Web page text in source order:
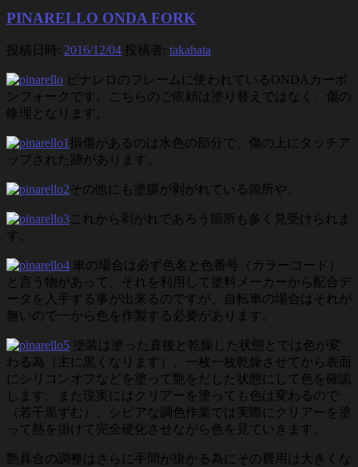
PINARELLO ONDA FORK
投稿日時: 2016/12/04 投稿者: takahata
ピナレロのフレームに使われているONDAカーボ
ンフォークです。こちらのご依頼は塗り替えではなく、傷の
修理となります。
損傷があるのは水色の部分で、傷の上にタッチア
ップされた跡があります。
その他にも塗膜が剥がれている箇所や、
これから剥がれであろう箇所も多く見受けられま
す。
車の場合は必ず色名と色番号（カラーコード）
と言う物があって、それを利用して塗料メーカーから配合デ
ータを入手する事が出来るのですが、自転車の場合はそれが
無いので一から色を作製する必要があります。
塗装は塗った直後と乾燥した状態とでは色が変
わる為（主に黒くなります）、一枚一枚乾燥させてから表面
にシリコンオフなどを塗って艶をだした状態にして色を確認
します。また現実にはクリアーを塗っても色は変わるので
（若干黒ずむ）、シビアな調色作業では実際にクリアーを塗
って熱を掛けて完全硬化させながら色を見ていきます。
艶具合の調整はさらに手間が掛かる為にその費用は大きくな